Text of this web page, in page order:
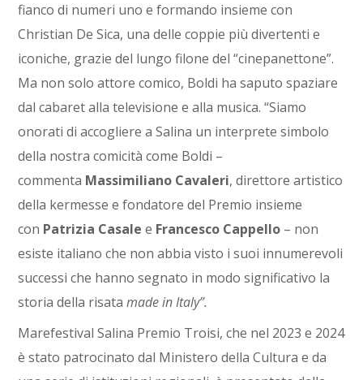
fianco di numeri uno e formando insieme con
Christian De Sica, una delle coppie più divertenti e
iconiche, grazie del lungo filone del “cinepanettone”.
Ma non solo attore comico, Boldi ha saputo spaziare
dal cabaret alla televisione e alla musica. “Siamo
onorati di accogliere a Salina un interprete simbolo
della nostra comicità come Boldi –
commenta Massimiliano Cavaleri, direttore artistico
della kermesse e fondatore del Premio insieme
con Patrizia Casale e Francesco Cappello – non
esiste italiano che non abbia visto i suoi innumerevoli
successi che hanno segnato in modo significativo la
storia della risatamade in Italy”.
Marefestival Salina Premio Troisi, che nel 2023 e 2024
è stato patrocinato dal Ministero della Cultura e da